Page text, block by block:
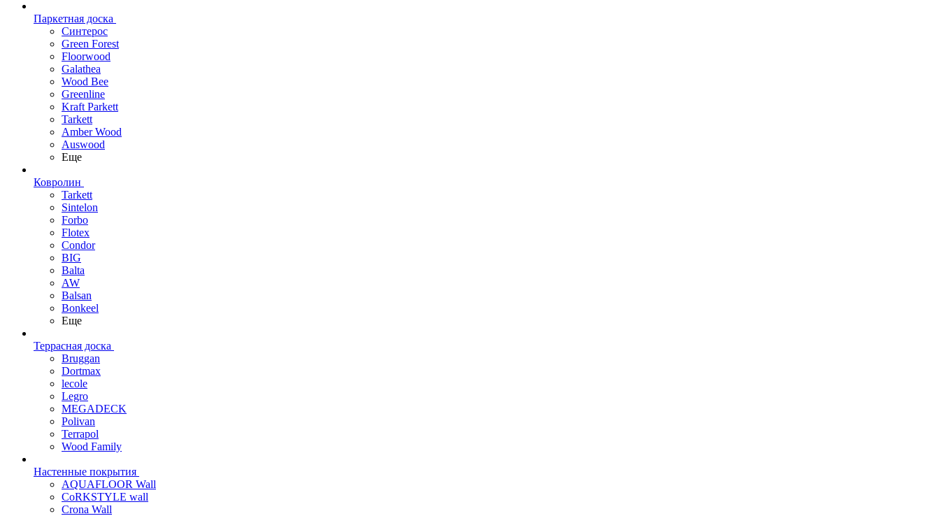
Паркетная доска
Синтерос
Green Forest
Floorwood
Galathea
Wood Bee
Greenline
Kraft Parkett
Tarkett
Amber Wood
Auswood
Еще
Ковролин
Tarkett
Sintelon
Forbo
Flotex
Condor
BIG
Balta
AW
Balsan
Bonkeel
Еще
Террасная доска
Bruggan
Dortmax
lecole
Legro
MEGADECK
Polivan
Terrapol
Wood Family
Настенные покрытия
AQUAFLOOR Wall
CoRKSTYLE wall
Crona Wall